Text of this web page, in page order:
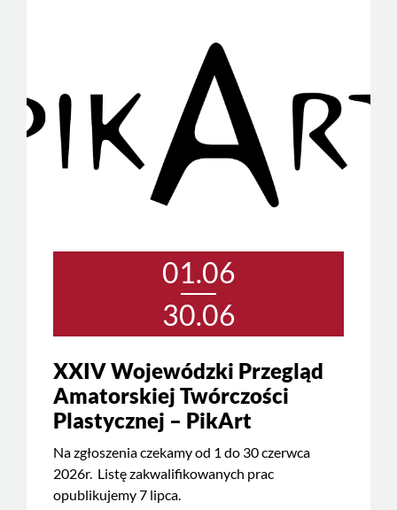
01.06
30.06
XXIV Wojewódzki Przegląd
Amatorskiej Twórczości
Plastycznej – PikArt
Na zgłoszenia czekamy od 1 do 30 czerwca
2026r. Listę zakwalifikowanych prac
opublikujemy 7 lipca.